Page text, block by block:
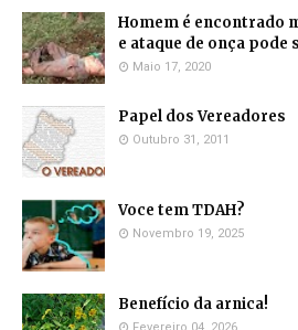
Homem é encontrado
e ataque de onça pode
Maio 17, 2020
Papel dos Vereadores
Outubro 31, 2011
Voce tem TDAH?
Novembro 19, 2025
Benefício da arnica!